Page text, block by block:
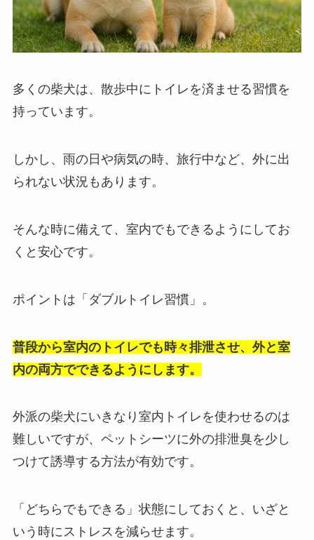
多くの柴犬は、散歩中にトイレを済ませる習慣を
持っています。
しかし、雨の日や病気の時、旅行中など、外に出
られない状況もあります。
そんな時に備えて、室内でもできるようにしてお
くと安心です。
ポイントは「ダブルトイレ習慣」。
普段から室内のトイレでも時々排泄させ、外と室
内の両方でできるようにします。
外派の柴犬にいきなり室内トイレを使わせるのは
難しいですが、ペットシーツに外の排泄臭を少し
つけて誘導する方法が有効です。
「どちらでもできる」状態にしておくと、いざと
いう時にストレスを減らせます。